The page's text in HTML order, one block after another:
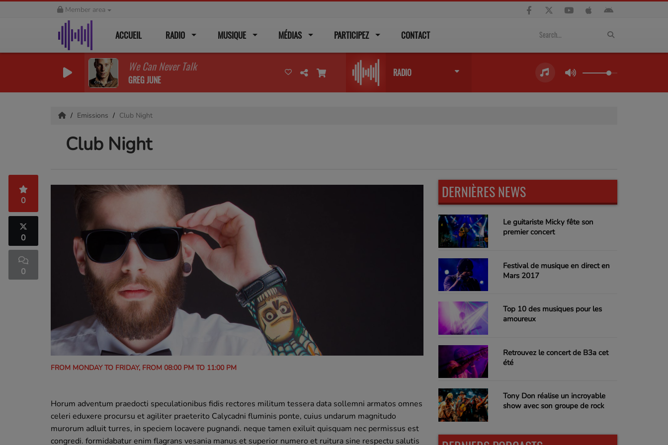
Member area
ACCUEIL RADIO MUSIQUE MÉDIAS PARTICIPEZ CONTACT
We Can Never Talk
GREG JUNE
RADIO
Emissions Club Night
Club Night
0
0
0
FROM MONDAY TO FRIDAY, FROM 08:00 PM TO 11:00 PM
Horum adventum praedocti speculationibus fidis rectores militum tessera data sollemni armatos omnes
celeri eduxere procursu et agiliter praeterito Calycadni fluminis ponte, cuius undarum magnitudo
murorum adluit turres, in speciem locavere pugnandi. neque tamen exiluit quisquam nec permissus est
congredi. formidabatur enim flagrans vesania manus et superior numero et ruitura sine respectu salutis
DERNIÈRES NEWS
Le guitariste Micky fête son
premier concert
Festival de musique en direct en
Mars 2017
Top 10 des musiques pour les
amoureux
Retrouvez le concert de B3a cet
été
Tony Don réalise un incroyable
show avec son groupe de rock